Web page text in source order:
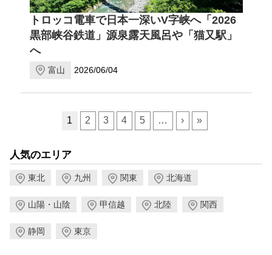
トロッコ電車で日本一深いV字峡へ「2026
黒部峡谷鉄道」源泉露天風呂や「猫又駅」
へ
富山 2026/06/04
1
2 3 4 5 … › »
人気のエリア
東北 九州 関東 北海道
山陽・山陰 甲信越 北陸 関西
静岡 東京